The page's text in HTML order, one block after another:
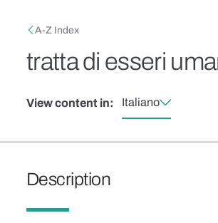
Breadcrumb
A-Z Index
tratta di esseri
View content in: Italiano
Description